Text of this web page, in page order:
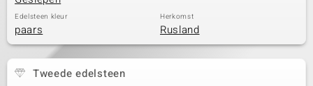
Edelsteen kleur
paars
Herkomst
Rusland
Tweede edelsteen